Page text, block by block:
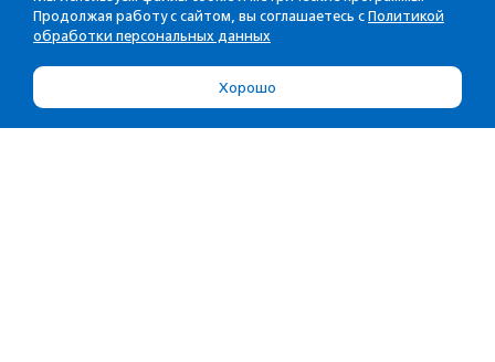
Продолжая работу с сайтом, вы соглашаетесь с Политикой
обработки персональных данных
Хорошо